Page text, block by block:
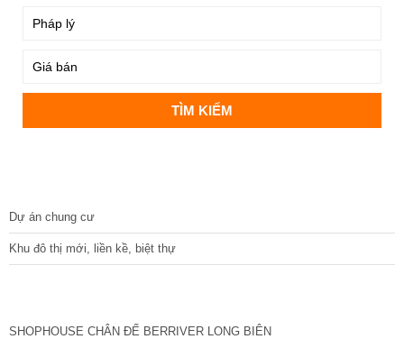
Dự án chung cư
Khu đô thị mới, liền kề, biệt thự
SHOPHOUSE CHÂN ĐẾ BERRIVER LONG BIÊN